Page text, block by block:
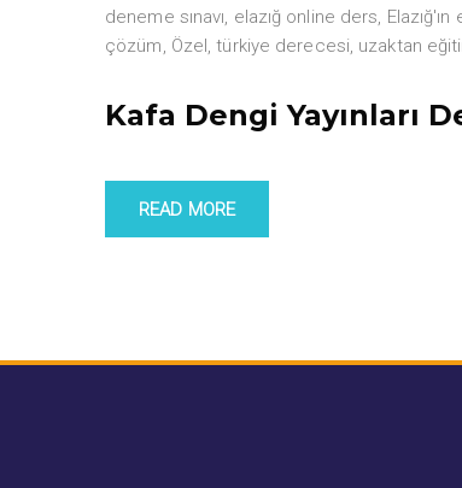
deneme sınavı, elazığ online ders,
çözüm, Özel,türkiye derecesi, uzaktan
Kafa Dengi Yayınları
READ MORE